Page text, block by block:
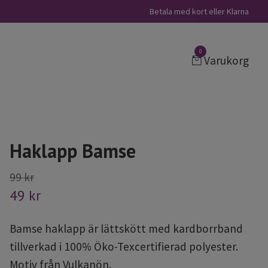
Betala med kort eller Klarna
0
Varukorg
Haklapp Bamse
99 kr
49 kr
Bamse haklapp är lättskött med kardborrband
tillverkad i 100% Öko-Texcertifierad polyester.
Motiv från Vulkanön.